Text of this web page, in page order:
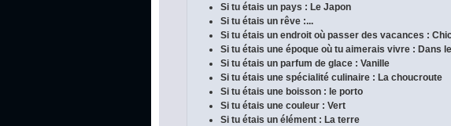
Si tu étais un pays : Le Japon
Si tu étais un rêve :...
Si tu étais un endroit où passer des vacances :
Si tu étais une époque où tu aimerais vivre : Dans
Si tu étais un parfum de glace : Vanille
Si tu étais une spécialité culinaire : La choucroute
Si tu étais une boisson : le porto
Si tu étais une couleur : Vert
Si tu étais un élément : La terre